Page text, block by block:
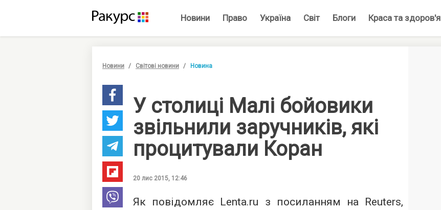
Новини Право Україна Світ Блоги Краса та здоров'я
Новини Світові новини Новина
У столиці Малі бойовики
звільнили заручників, які
процитували Коран
20 лис 2015, 12:46
Як повідомляє Lenta.ru з посиланням на Reuters,